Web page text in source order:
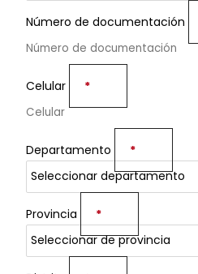
Número de documentación
Celular *
Departamento *
Provincia *